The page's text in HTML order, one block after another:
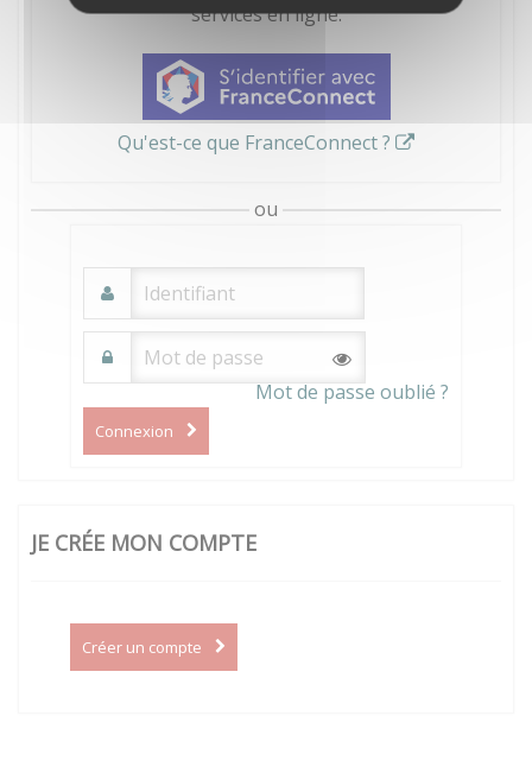
services en ligne.
Qu'est-ce que FranceConnect ?
ou
Mot de passe oublié ?
Connexion
JE CRÉE MON COMPTE
Créer un compte